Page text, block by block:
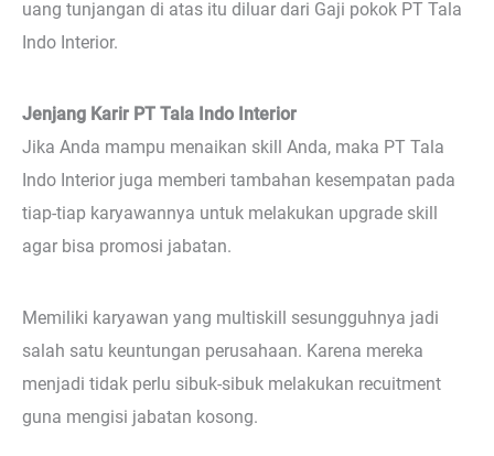
uang tunjangan di atas itu diluar dari Gaji pokok PT Tala
Indo Interior.
Jenjang Karir PT Tala Indo Interior
Jika Anda mampu menaikan skill Anda, maka PT Tala
Indo Interior juga memberi tambahan kesempatan pada
tiap-tiap karyawannya untuk melakukan upgrade skill
agar bisa promosi jabatan.
Memiliki karyawan yang multiskill sesungguhnya jadi
salah satu keuntungan perusahaan. Karena mereka
menjadi tidak perlu sibuk-sibuk melakukan recuitment
guna mengisi jabatan kosong.